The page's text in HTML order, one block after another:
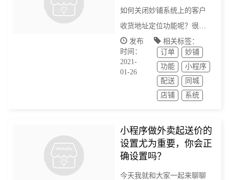
如何关闭妙铺系统上的客户
收货地址定位功能呢？很简
单，简单1个步骤就能搞定
发布
时间：
2021-
01-26
相关标签：
订单
妙铺
功能
小程序
配送
同城
店铺
系统
小程序做外卖起送价的
设置尤为重要，你会正
确设置吗？
今天我就和大家一起来聊聊